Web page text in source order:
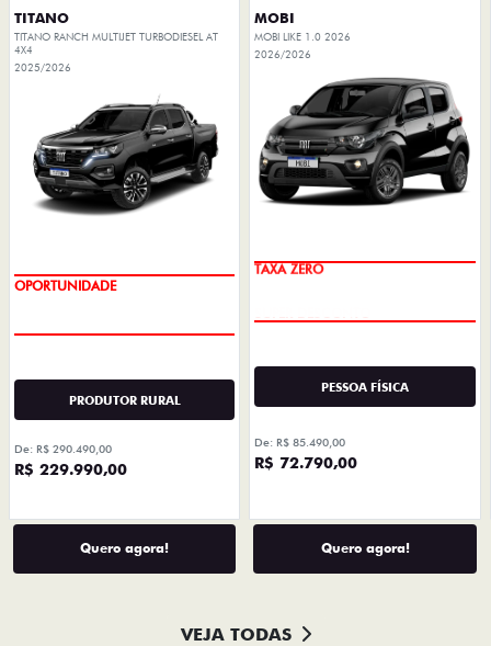
TITANO
TITANO RANCH MULTIJET TURBODIESEL AT
4X4
2025/2026
OPORTUNIDADE
PRODUTOR RURAL
De: R$ 290.490,00
R$ 229.990,00
Quero agora!
MOBI
MOBI LIKE 1.0 2026
2026/2026
TAXA ZERO
PESSOA FÍSICA
De: R$ 85.490,00
R$ 72.790,00
Quero agora!
VEJA TODAS